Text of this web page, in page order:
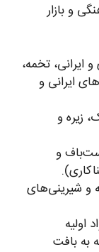
و بازار
ایرانی، تخمه،
ایرانی و
زیره و
و
و شیرینی‌های
اولیه
به بافت